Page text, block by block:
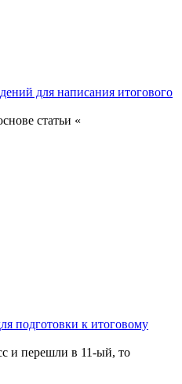
для написания итогового
статьи «
подготовки к итоговому
и перешли в 11-ый, то